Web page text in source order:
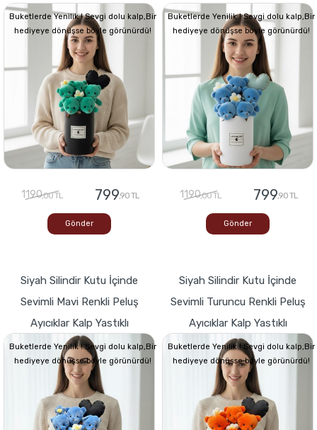
Buketlerde Yenilik ! Sevgi dolu kalp,Bir
hediyeye dönüşse böyle görünürdü!
1190,00 TL 799,90 TL
Gönder
Buketlerde Yenilik ! Sevgi dolu kalp,Bir
hediyeye dönüşse böyle görünürdü!
1190,00 TL 799,90 TL
Gönder
Siyah Silindir Kutu İçinde
Sevimli Mavi Renkli Peluş
Ayıcıklar Kalp Yastıklı
Buketlerde Yenilik ! Sevgi dolu kalp,Bir
hediyeye dönüşse böyle görünürdü!
Siyah Silindir Kutu İçinde
Sevimli Turuncu Renkli Peluş
Ayıcıklar Kalp Yastıklı
Buketlerde Yenilik ! Sevgi dolu kalp,Bir
hediyeye dönüşse böyle görünürdü!